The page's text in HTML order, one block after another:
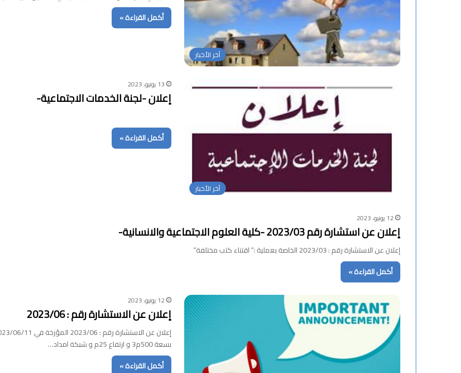
آخر الأخبار
أكمل القراءة »
آخر الأخبار
13 يونيو، 2023
إعلان -لجنة الخدمات الاجتماعية-
أكمل القراءة »
12 يونيو، 2023
إعلان عن استشارة رقم 2023/03 -كلية العلوم الاجتماعية والانسانية-
إعلان عن الاستشارة رقم : 2023/03 الخاصة بعملية :” اقتناء كتب مختلفة”
أكمل القراءة »
12 يونيو، 2023
إعلان عن الاستشارة رقم : 2023/06
بسعة 500م3 و ارتفاع 25م و شبكة امداد…
أكمل القراءة »